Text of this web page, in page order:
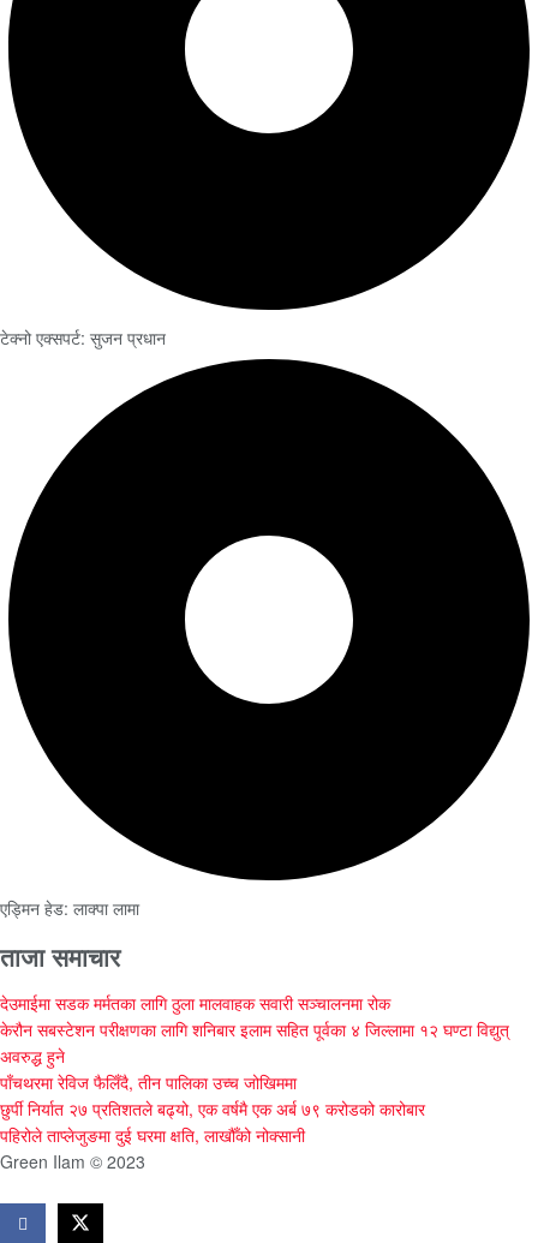
टेक्नो एक्सपर्ट: सुजन प्रधान
एड्मिन हेड: लाक्पा लामा
ताजा समाचार
देउमाईमा सडक मर्मतका लागि ठुला मालवाहक सवारी सञ्चालनमा रोक
केरौन सबस्टेशन परीक्षणका लागि शनिबार इलाम सहित पूर्वका ४ जिल्लामा १२ घण्टा विद्युत्
अवरुद्ध हुने
पाँचथरमा रेविज फैलिँदै, तीन पालिका उच्च जोखिममा
छुर्पी निर्यात २७ प्रतिशतले बढ्यो, एक वर्षमै एक अर्ब ७९ करोडको कारोबार
पहिरोले ताप्लेजुङमा दुई घरमा क्षति, लाखौँको नोक्सानी
Green Ilam © 2023